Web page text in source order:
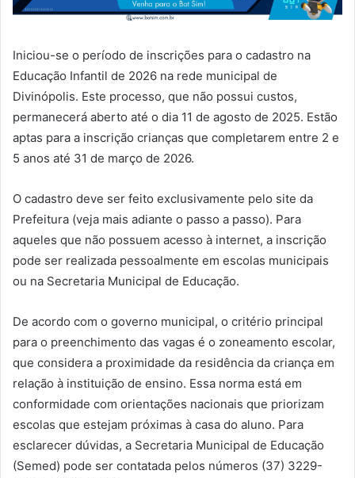
Iniciou-se o período de inscrições para o cadastro na
Educação Infantil de 2026 na rede municipal de
Divinópolis. Este processo, que não possui custos,
permanecerá aberto até o dia 11 de agosto de 2025. Estão
aptas para a inscrição crianças que completarem entre 2 e
5 anos até 31 de março de 2026.
O cadastro deve ser feito exclusivamente pelo site da
Prefeitura (veja mais adiante o passo a passo). Para
aqueles que não possuem acesso à internet, a inscrição
pode ser realizada pessoalmente em escolas municipais
ou na Secretaria Municipal de Educação.
De acordo com o governo municipal, o critério principal
para o preenchimento das vagas é o zoneamento escolar,
que considera a proximidade da residência da criança em
relação à instituição de ensino. Essa norma está em
conformidade com orientações nacionais que priorizam
escolas que estejam próximas à casa do aluno. Para
esclarecer dúvidas, a Secretaria Municipal de Educação
(Semed) pode ser contatada pelos números (37) 3229-